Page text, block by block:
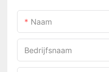
Naam
Bedrijfsnaam